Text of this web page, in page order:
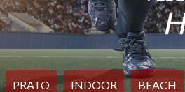
PRATO INDOOR BEACH